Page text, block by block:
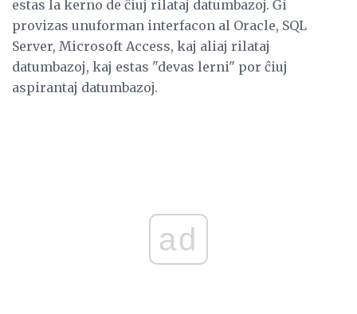
estas la kerno de ĉiuj rilataj datumbazoj. Ĝi
provizas unuforman interfacon al Oracle, SQL
Server, Microsoft Access, kaj aliaj rilataj
datumbazoj, kaj estas "devas lerni" por ĉiuj
aspirantaj datumbazoj.
ad